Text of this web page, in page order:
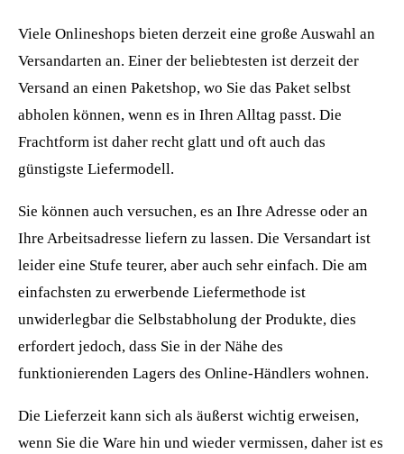
Viele Onlineshops bieten derzeit eine große Auswahl an
Versandarten an. Einer der beliebtesten ist derzeit der
Versand an einen Paketshop, wo Sie das Paket selbst
abholen können, wenn es in Ihren Alltag passt. Die
Frachtform ist daher recht glatt und oft auch das
günstigste Liefermodell.
Sie können auch versuchen, es an Ihre Adresse oder an
Ihre Arbeitsadresse liefern zu lassen. Die Versandart ist
leider eine Stufe teurer, aber auch sehr einfach. Die am
einfachsten zu erwerbende Liefermethode ist
unwiderlegbar die Selbstabholung der Produkte, dies
erfordert jedoch, dass Sie in der Nähe des
funktionierenden Lagers des Online-Händlers wohnen.
Die Lieferzeit kann sich als äußerst wichtig erweisen,
wenn Sie die Ware hin und wieder vermissen, daher ist es